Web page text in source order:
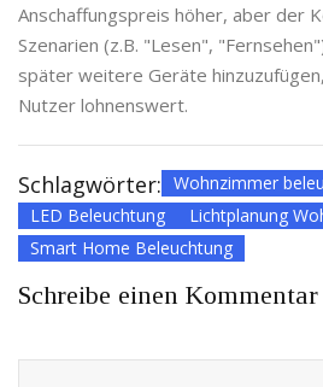
Anschaffungspreis höher, aber der
Szenarien (z.B. "Lesen",
später weitere Geräte
Nutzer lohnenswert.
Schlagwörter: Wohnzimmer
LED Beleuchtung
Lichtplanung
Smart Home Beleuchtung
Schreibe einen Kommentar